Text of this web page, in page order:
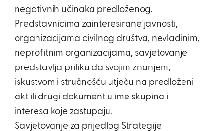
negativnih učinaka predloženog.
Predstavnicima zainteresirane javnosti,
organizacijama civilnog društva, nevladinim,
neprofitnim organizacijama, savjetovanje
predstavlja priliku da svojim znanjem,
iskustvom i stručnošću utječu na predloženi
akt ili drugi dokument u ime skupina i
interesa koje zastupaju.
Savjetovanje za prijedlog Strategije